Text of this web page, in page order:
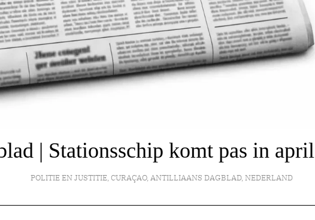
| Stationsschip komt pas in april
POLITIE EN JUSTITIE, CURAÇAO, ANTILLIAANS DAGBLAD, NEDERLAND